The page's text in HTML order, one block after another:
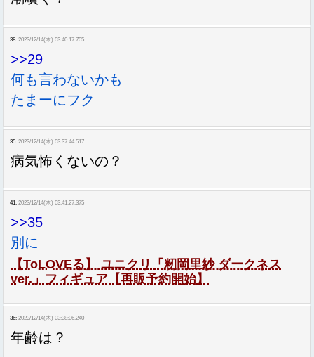
38: 2023/12/14(木) 03:40:17.705
>>29
何も言わないかも
たまーにフク
35: 2023/12/14(木) 03:37:44.517
病気怖くないの？
41: 2023/12/14(木) 03:41:27.375
>>35
別に
【ToLOVEる】 ユニクリ「籾岡里紗 ダークネス
ver.」フィギュア【再販予約開始】
36: 2023/12/14(木) 03:38:06.240
年齢は？